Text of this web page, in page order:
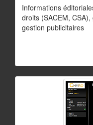
Informations
droits (SACEM,
gestion publicitaires